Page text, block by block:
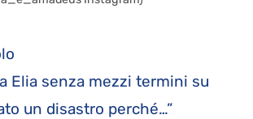
Elia senza mezzi termini su
un disastro perché…”